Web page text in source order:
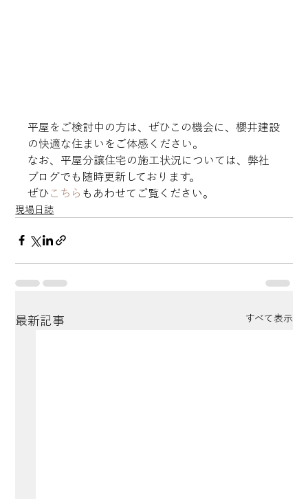
平屋をご検討中の方は、ぜひこの機会に、櫻井建設
の快適な住まいをご体感ください。
なお、平屋分譲住宅の施工状況については、弊社
ブログでも随時更新しております。
ぜひこちら もあわせてご覧ください。
現場日誌
最新記事 すべて表示